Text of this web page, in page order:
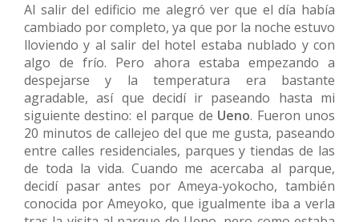
Al salir del edificio me alegró ver que el día había
cambiado por completo, ya que por la noche estuvo
lloviendo y al salir del hotel estaba nublado y con
algo de frío. Pero ahora estaba empezando a
despejarse y la temperatura era bastante
agradable, así que decidí ir paseando hasta mi
siguiente destino: el parque de Ueno. Fueron unos
20 minutos de callejeo del que me gusta, paseando
entre calles residenciales, parques y tiendas de las
de toda la vida. Cuando me acercaba al parque,
decidí pasar antes por Ameya-yokocho, también
conocida por Ameyoko, que igualmente iba a verla